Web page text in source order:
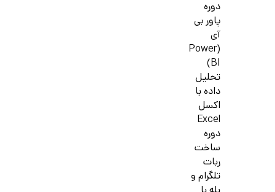
دوره
پاور بی
آی
(Power
BI)
تحلیل
داده با
اکسل
Excel
دوره
ساخت
ربات
تلگرام و